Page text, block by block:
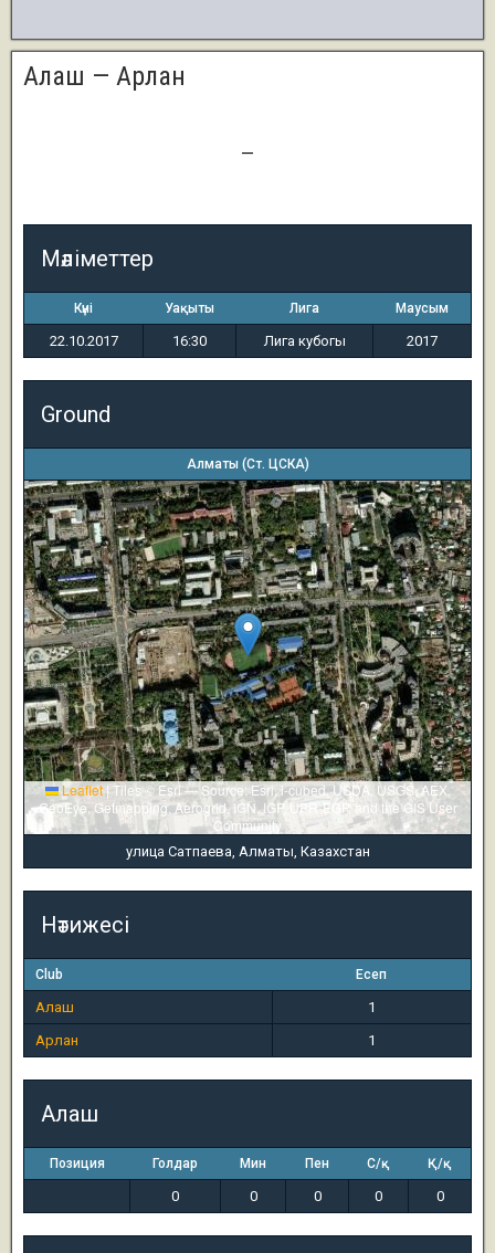
Алаш — Арлан
—
Мәліметтер
Күні Уақыты Лига Маусым
22.10.2017 16:30 Лига кубогы 2017
Ground
Алматы (Ст. ЦСКА)
Leaflet |Tiles © Esri — Source: Esri, i-cubed, USDA, USGS, AEX,
GeoEye, Getmapping, Aerogrid, IGN, IGP, UPR-EGP, and the GIS User
Community
улица Сатпаева, Алматы, Казахстан
Нәтижесі
Club Есеп
Алаш
1
Арлан
1
Алаш
Позиция Голдар Мин Пен С/қ Қ/қ
0 0 0 0 0